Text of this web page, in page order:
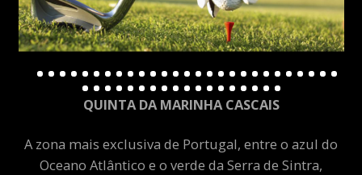
QUINTA DA MARINHA CASCAIS
A zona mais exclusiva de Portugal, entre o azul do
Oceano Atlântico e o verde da Serra de Sintra,